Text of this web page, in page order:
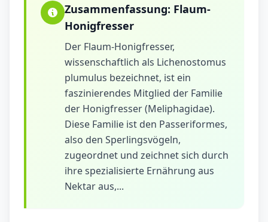
Zusammenfassung: Flaum-
Honigfresser
Der Flaum-Honigfresser,
wissenschaftlich als Lichenostomus
plumulus bezeichnet, ist ein
faszinierendes Mitglied der Familie
der Honigfresser (Meliphagidae).
Diese Familie ist den Passeriformes,
also den Sperlingsvögeln,
zugeordnet und zeichnet sich durch
ihre spezialisierte Ernährung aus
Nektar aus,...